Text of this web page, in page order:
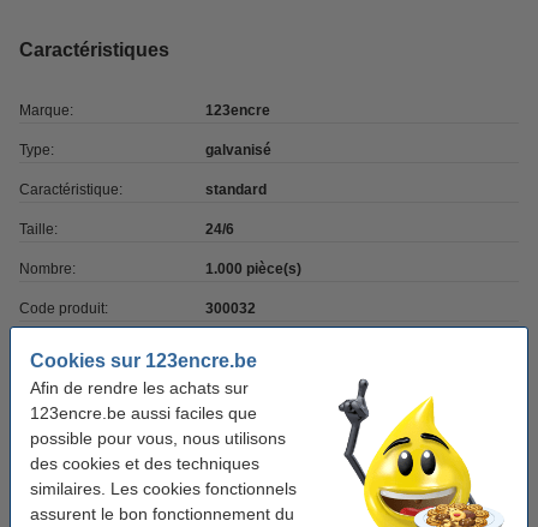
Cookies sur 123encre.be
Afin de rendre les achats sur
123encre.be aussi faciles que
possible pour vous, nous utilisons
des cookies et des techniques
similaires. Les cookies fonctionnels
assurent le bon fonctionnement du
Caractéristiques
Marque: 123encre
Type: galvanisé
Caractéristique: standard
Taille: 24/6
Nombre: 1.000 pièce(s)
Code produit: 300032
Offre : 19+1 gratuit 123encre agrafes 24/6
(1000 pièces)
18,05 €
Bon plan : commandez également